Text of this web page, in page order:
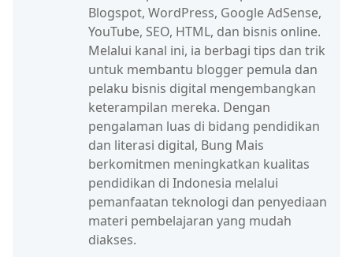
Blogspot, WordPress, Google AdSense,
YouTube, SEO, HTML, dan bisnis online.
Melalui kanal ini, ia berbagi tips dan trik
untuk membantu blogger pemula dan
pelaku bisnis digital mengembangkan
keterampilan mereka. Dengan
pengalaman luas di bidang pendidikan
dan literasi digital, Bung Mais
berkomitmen meningkatkan kualitas
pendidikan di Indonesia melalui
pemanfaatan teknologi dan penyediaan
materi pembelajaran yang mudah
diakses.